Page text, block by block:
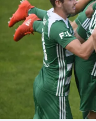
Americký fotbal
Baseball a softbal
Basketbal
Biatlon
NEPŘEHLÉDNĚTE
Soutěže
Historické návraty
Aplikace ČT sport